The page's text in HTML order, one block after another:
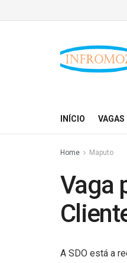
INÍCIO
Home Maputo
Vaga
A SDO está a